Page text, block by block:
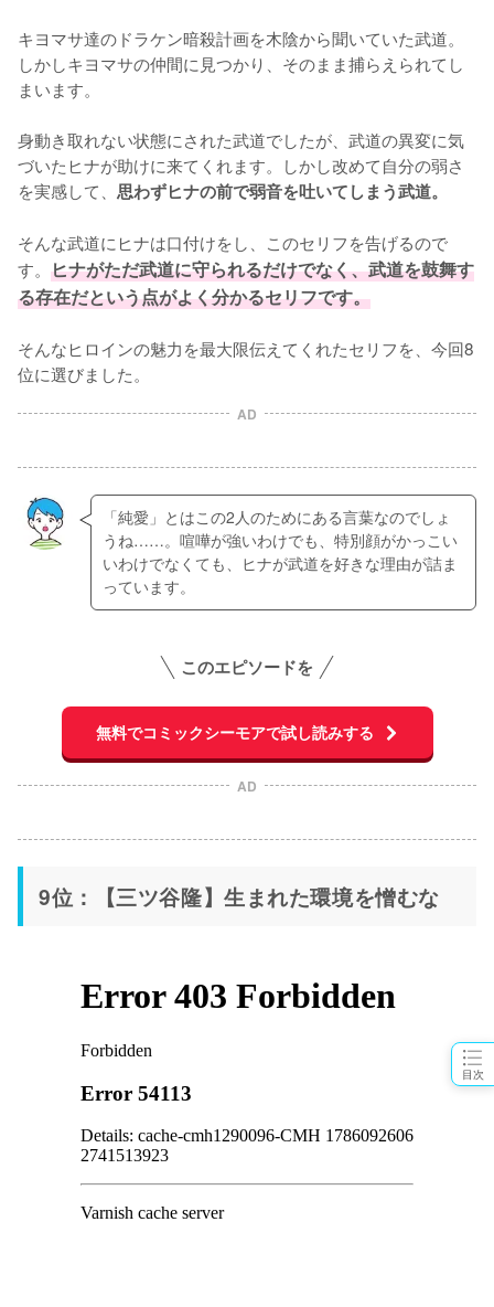
目次
キヨマサ達のドラケン暗殺計画を木陰から聞いていた武道。
しかしキヨマサの仲間に見つかり、そのまま捕らえられてし
まいます。
身動き取れない状態にされた武道でしたが、武道の異変に気
づいたヒナが助けに来てくれます。しかし改めて自分の弱さ
を実感して、 思わずヒナの前で弱音を吐いてしまう武道。
そんな武道にヒナは口付けをし、このセリフを告げるので
す。 ヒナがただ武道に守られるだけでなく、武道を鼓舞す
る存在だという点がよく分かるセリフです。
そんなヒロインの魅力を最大限伝えてくれたセリフを、今回8
位に選びました。
AD
「純愛」とはこの2人のためにある言葉なのでしょ
うね……。喧嘩が強いわけでも、特別顔がかっこい
いわけでなくても、ヒナが武道を好きな理由が詰ま
っています。
このエピソードを
無料でコミックシーモアで試し読みする
AD
9位：【三ツ谷隆】生まれた環境を憎むな